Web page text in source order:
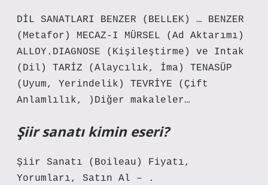
DİL SANATLARI BENZER (BELLEK) … BENZER
(Metafor) MECAZ-I MÜRSEL (Ad Aktarımı)
ALLOY.DIAGNOSE (Kişileştirme) ve Intak
(Dil) TARİZ (Alaycılık, İma) TENASÜP
(Uyum, Yerindelik) TEVRİYE (Çift
Anlamlılık, )Diğer makaleler…
Şiir sanatı kimin eseri?
Şiir Sanatı (Boileau) Fiyatı,
Yorumları, Satın Al – .